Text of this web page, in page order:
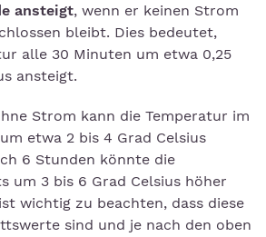
ansteigt, wenn er keinen Strom
bleibt. Dies bedeutet,
alle 30 Minuten um etwa 0,25
ansteigt.
Strom kann die Temperatur im
etwa 2 bis 4 Grad Celsius
6 Stunden könnte die
um 3 bis 6 Grad Celsius höher
wichtig zu beachten, dass diese
sind und je nach den oben